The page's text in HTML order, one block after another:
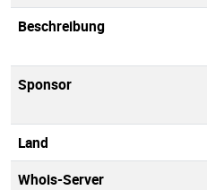
Beschreibung
Sponsor
Land
Whois-Server